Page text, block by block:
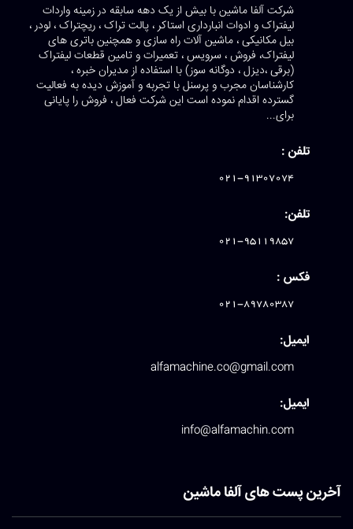
شرکت آلفا ماشین با بیش از یک دهه سابقه در زمینه واردات
لیفتراک و ادوات انبارداری استاکر ، پالت تراک ، ریچتراک ، لودر ،
بیل مکانیکی ، ماشین آلات راه سازی و همچنین باتری های
لیفتراک، فروش ، سرویس ، تعمیرات و تامین قطعات لیفتراک
(برقی ،دیزل ، دوگانه سوز) با استفاده از مدیران خبره ،
کارشناسان مجرب و پرسنل با تجربه و آموزش دیده به فعالیت
گسترده اقدام نموده است این شرکت فعال ، فروش را پایانی
برای...
تلفن :
021-91307074
تلفن:
021-95119857
فکس :
021-89780387
ایمیل:
alfamachine.co@gmail.com
ایمیل:
info@alfamachin.com
آخرین پست های آلفا ماشین